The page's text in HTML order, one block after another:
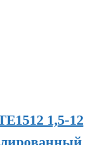
1,5-12